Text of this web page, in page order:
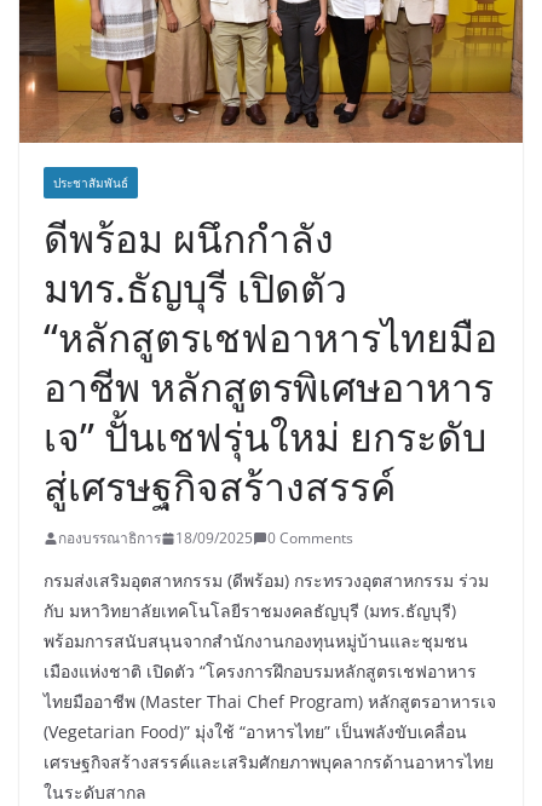
ประชาสัมพันธ์
ดีพร้อม ผนึกกำลัง
มทร.ธัญบุรี เปิดตัว
“หลักสูตรเชฟอาหารไทยมือ
อาชีพ หลักสูตรพิเศษอาหาร
เจ” ปั้นเชฟรุ่นใหม่ ยกระดับ
สู่เศรษฐกิจสร้างสรรค์
กองบรรณาธิการ 18/09/2025 0 Comments
กรมส่งเสริมอุตสาหกรรม (ดีพร้อม) กระทรวงอุตสาหกรรม ร่วม
กับ มหาวิทยาลัยเทคโนโลยีราชมงคลธัญบุรี (มทร.ธัญบุรี)
พร้อมการสนับสนุนจากสำนักงานกองทุนหมู่บ้านและชุมชน
เมืองแห่งชาติ เปิดตัว “โครงการฝึกอบรมหลักสูตรเชฟอาหาร
ไทยมืออาชีพ (Master Thai Chef Program) หลักสูตรอาหารเจ
(Vegetarian Food)” มุ่งใช้ “อาหารไทย” เป็นพลังขับเคลื่อน
เศรษฐกิจสร้างสรรค์และเสริมศักยภาพบุคลากรด้านอาหารไทย
ในระดับสากล